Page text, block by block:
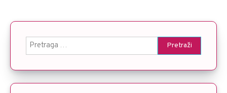
Pretraga
za: